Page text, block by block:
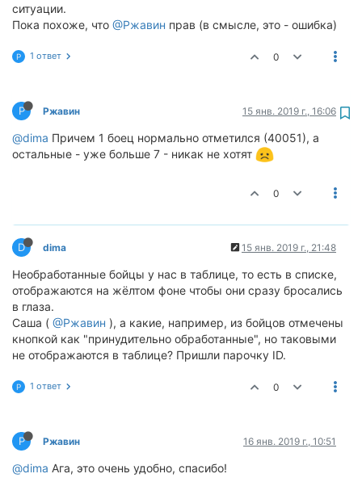
ситуации.
Пока похоже, что @Ржавин прав (в смысле, это - ошибка)
Р 1 ответ 0
Р Ржавин 15 янв. 2019 г., 16:06
@dima Причем 1 боец нормально отметился (40051), а
остальные - уже больше 7 - никак не хотят
0
D dima 15 янв. 2019 г., 21:48
Необработанные бойцы у нас в таблице, то есть в списке,
отображаются на жёлтом фоне чтобы они сразу бросались
в глаза.
Саша ( @Ржавин ), а какие, например, из бойцов отмечены
кнопкой как "принудительно обработанные", но таковыми
не отображаются в таблице? Пришли парочку ID.
Р 1 ответ 0
Р Ржавин 16 янв. 2019 г., 10:51
@dima Ага, это очень удобно, спасибо!